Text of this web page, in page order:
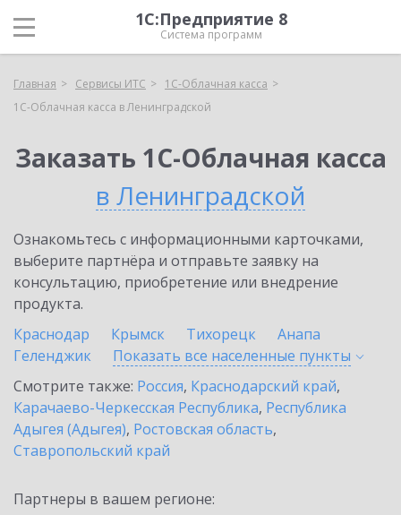
1С:Предприятие 8
Система программ
Главная Сервисы ИТС
1С-Облачная касса
1С-Облачная касса в Ленинградской
Заказать 1С-Облачная касса
в Ленинградской
Ознакомьтесь с информационными карточками,
выберите партнёра и отправьте заявку на
консультацию, приобретение или внедрение
продукта.
Краснодар
Крымск Тихорецк
Анапа
Геленджик
Показать все населенные пункты
Смотрите также: Россия, Краснодарский край,
Карачаево-Черкесская Республика, Республика
Адыгея (Адыгея), Ростовская область,
Ставропольский край
Партнеры в вашем регионе: